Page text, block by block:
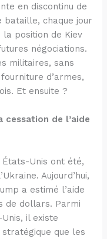
en discontinu de
bataille, chaque jour
la position de Kiev
négociations.
militaires, sans
d’armes,
Et ensuite ?
cessation de l’aide
Unis ont été,
Aujourd’hui,
a estimé l’aide
de dollars. Parmi
il existe
que les